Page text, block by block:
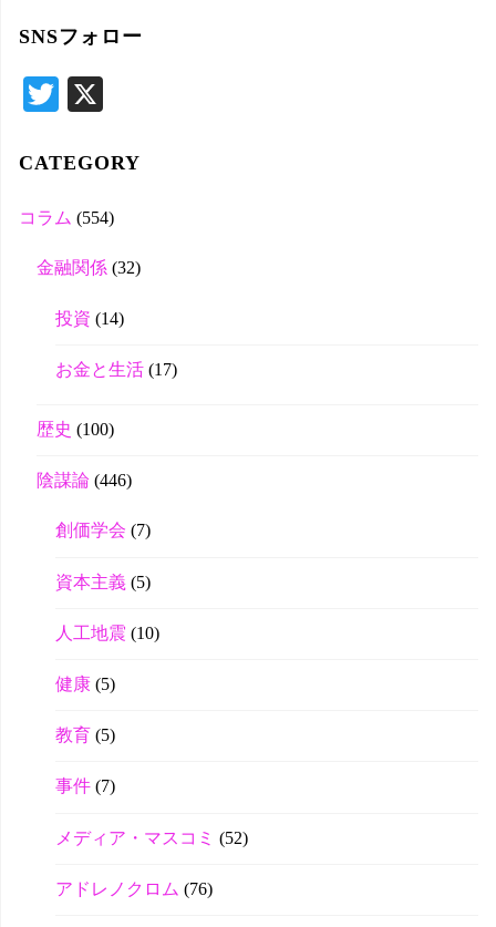
SNSフォロー
T
tte
CATEGORY
コラム (554)
金融関係 (32)
投資 (14)
お金と生活(17)
歴史 (100)
陰謀論 (446)
創価学会 (7)
資本主義(5)
人工地震 (10)
健康(5)
教育(5)
事件(7)
メディア・マスコミ (52)
アドレノクロム (76)